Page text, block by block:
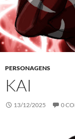
PERSONAGENS
KAI
13/12/2025 0